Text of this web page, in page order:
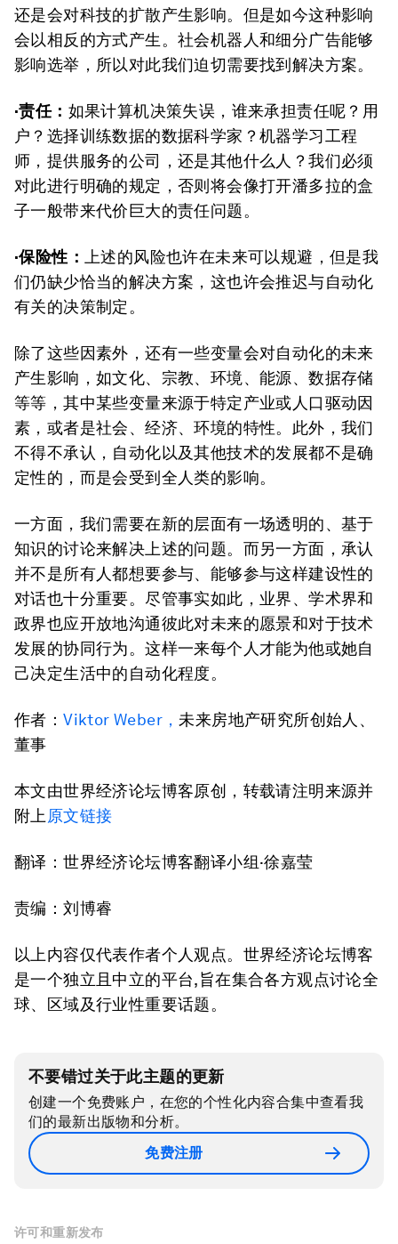
还是会对科技的扩散产生影响。但是如今这种影响
会以相反的方式产生。社会机器人和细分广告能够
影响选举，所以对此我们迫切需要找到解决方案。
·责任： 如果计算机决策失误，谁来承担责任呢？用
户？选择训练数据的数据科学家？机器学习工程
师，提供服务的公司，还是其他什么人？我们必须
对此进行明确的规定，否则将会像打开潘多拉的盒
子一般带来代价巨大的责任问题。
·保险性：
上述的风险也许在未来可以规避，但是我
们仍缺少恰当的解决方案，这也许会推迟与自动化
有关的决策制定。
除了这些因素外，还有一些变量会对自动化的未来
产生影响，如文化、宗教、环境、能源、数据存储
等等，其中某些变量来源于特定产业或人口驱动因
素，或者是社会、经济、环境的特性。此外，我们
不得不承认，自动化以及其他技术的发展都不是确
定性的，而是会受到全人类的影响。
一方面，我们需要在新的层面有一场透明的、基于
知识的讨论来解决上述的问题。而另一方面，承认
并不是所有人都想要参与、能够参与这样建设性的
对话也十分重要。尽管事实如此，业界、学术界和
政界也应开放地沟通彼此对未来的愿景和对于技术
发展的协同行为。这样一来每个人才能为他或她自
己决定生活中的自动化程度。
作者：Viktor Weber， 未来房地产研究所创始人、
董事
本文由世界经济论坛博客原创，转载请注明来源并
附上 原文链接
翻译：世界经济论坛博客翻译小组·徐嘉莹
责编：刘博睿
以上内容仅代表作者个人观点。世界经济论坛博客
是一个独立且中立的平台,旨在集合各方观点讨论全
球、区域及行业性重要话题。
不要错过关于此主题的更新
创建一个免费账户，在您的个性化内容合集中查看我
们的最新出版物和分析。
免费注册
许可和重新发布